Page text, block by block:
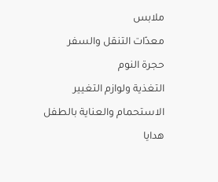
ملابس
معدّات التنقل والسفر
حجرة النوم
التغذية ولوازم التغيير
الاستحمام والعناية بالطفل
هدايا